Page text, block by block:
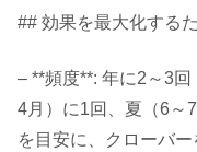
## 効果を最大化する
– **頻度**: 年に2～3
4月）に1回、夏（6～
を目安に、クローバ